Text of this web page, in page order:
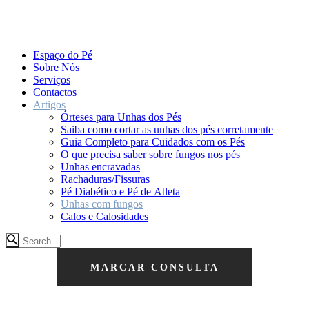
Espaço do Pé
Sobre Nós
Serviços
Contactos
Artigos
Órteses para Unhas dos Pés
Saiba como cortar as unhas dos pés corretamente
Guia Completo para Cuidados com os Pés
O que precisa saber sobre fungos nos pés
Unhas encravadas
Rachaduras/Fissuras
Pé Diabético e Pé de Atleta
Unhas com fungos
Calos e Calosidades
MARCAR CONSULTA